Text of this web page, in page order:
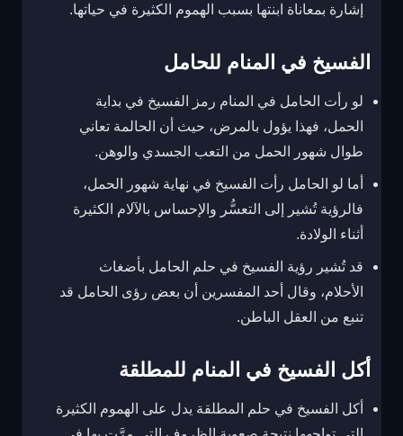
إشارة بمعاناة ابنتها بسبب الهموم الكثيرة في حياتها.
الفسيخ في المنام للحامل
لو رأت الحامل في المنام رمز الفسيخ في بداية
الحمل، فهذا يؤول بالمرض، حيث أن الحالمة تعاني
طوال شهور الحمل من التعب الجسدي والوهن.
أما لو الحامل رأت الفسيخ في نهاية شهور الحمل،
فالرؤية تُشير إلى التعسُّر والإحساس بالآلام الكثيرة
أثناء الولادة.
قد تُشير رؤية الفسيخ في حلم الحامل بأضغاث
الأحلام، وقال أحد المفسرين أن بعض رؤى الحامل قد
تنبع من العقل الباطن.
أكل الفسيخ في المنام للمطلقة
أكل الفسيخ في حلم المطلقة يدل على الهموم الكثيرة